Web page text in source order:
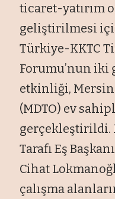
ticaret-yatırım
geliştirilmesi
Türkiye-KKTC
Forumu’nun iki
etkinliği, Mersin
(MDTO) ev
gerçekleştirildi.
Tarafı Eş
Cihat
çalışma